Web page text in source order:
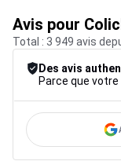
Avis pour
Total : 3 949 avis
Des avis